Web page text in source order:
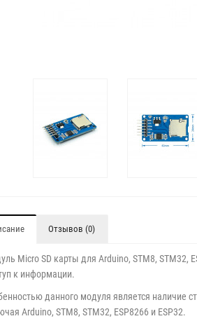
Отзывов (0)
Micro SD карты для Arduino, STM8, STM32,
к информации.
данного модуля является наличие
Arduino, STM8, STM32, ESP8266 и ESP32.